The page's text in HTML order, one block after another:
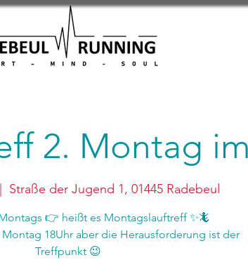
2. Montag
Straße der Jugend 1, 01445 Radebeul
👉 heißt es Montagslauftreff ✨🦎
18Uhr aber die Herausforderung ist der